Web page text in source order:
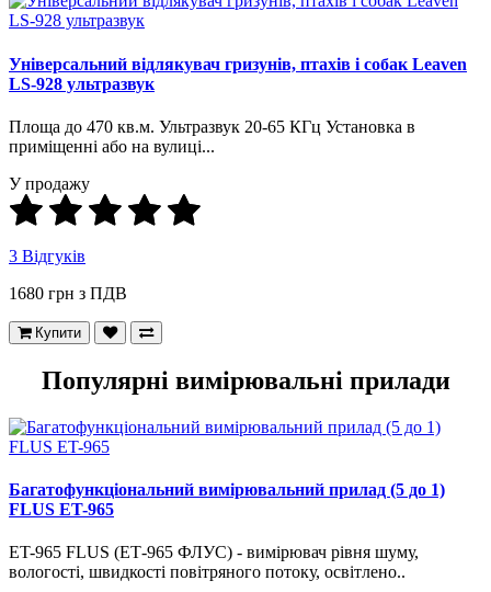
Універсальний відлякувач гризунів, птахів і собак Leaven
LS-928 ультразвук
Площа до 470 кв.м. Ультразвук 20-65 КГц Установка в
приміщенні або на вулиці...
У продажу
3 Відгуків
1680 грн з ПДВ
Купити
Популярні вимірювальні прилади
Багатофункціональний вимірювальний прилад (5 до 1)
FLUS ET-965
ET-965 FLUS (ЕТ-965 ФЛУС) - вимірювач рівня шуму,
вологості, швидкості повітряного потоку, освітлено..